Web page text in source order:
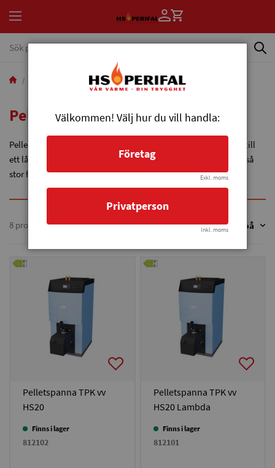
Pannor Pelletspannor
Pelletspannor
Pelletseldning ger klimatneutral, miljövänlig och trygg värme till
ett lågt pris. Med ett väl dimensionerat pelletsförråd får du också
stor frihet i ditt eldande!
8 produkter Sortera på Sortera på
Pelletspanna TPK vv
HS20
Finns i lager
812102
Pelletspanna TPK vv
HS20 Lambda
Finns i lager
812101
Välkommen! Välj hur du vill handla:
Företag
Exkl. moms
Privatperson
Inkl. moms